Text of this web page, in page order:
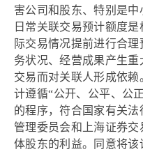
害公司和股东、特别是中
日常关联交易预计额度
际交易情况提前进行合
务状况、经营成果产生
交易而对关联人形成依赖
计遵循“公开、公平、公
的程序，符合国家有关
管理委员会和上海证券
体股东的利益。同意将